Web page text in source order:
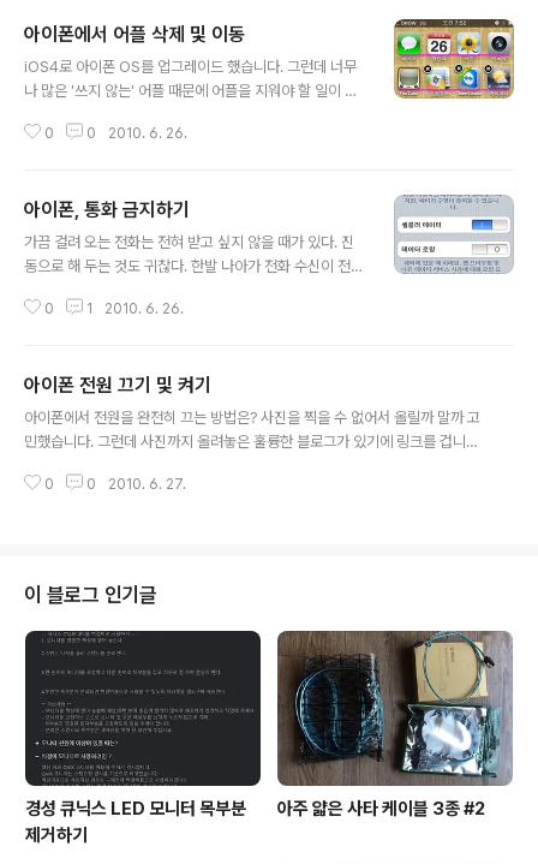
아이폰에서 어플 삭제 및 이동
iOS4로 아이폰 OS를 업그레이드 했습니다. 그런데 너무
나 많은 '쓰지 않는' 어플 때문에 어플을 지워야 할 일이 생
워도 되겠지만, 그게 귀찮은 때도 분명 있습니다. 어플 삭제
고요? 아래와 같이 놓고 보면 좀더 확실해집니다. 위 그림
에서 캘린더 아이콘의 왼쪽 아래와 한컴뷰어 아이콘의 오
른쪽 아래가 약간 기울어져 있음이 나타납니다. 특히 한컴
위에 달리 검은 X 표시를 톡 건드리면 지우겠냐고 묻습니
0 0 2010. 6. 26.
아이폰, 통화 금지하기
가끔 걸려 오는 전화는 전혀 받고 싶지 않을 때가 있다. 진
동으로 해 두는 것도 귀찮다. 한발 나아가 전화 수신이 전혀
이폰 켜기/끄기 단추를 눌러 줘도 전화는 받을 수 있습니다.
습니다). 그러나 아이폰 초보자(너도 초보잖아! 버럭!)가 찾
기에는 너무 힘들죠. 방법도 조금 까다롭고요. ㅡㅡ; 에어플
레인 모드 켜기 제가 찾아낸 방법은 2가지입니다. 첫 번째
있습니다. 여담이지만, iOS4 업그레이드 전에는 반드시 이
0 1 2010. 6. 26.
아이폰 전원 끄기 및 켜기
아이폰에서 전원을 완전히 끄는 방법은? 사진을 찍을 수 없어서 올릴까 말까 고
민했습니다. 그런데 사진까지 올려놓은 훌륭한 블로그가 있기에 링크를 겁니다.
가수 서수남 님의 네이버 블로그로 여겨집니다. 참고로 티스토리에도 서수남 님
목이네요. 대신 URL 주소는 짧습니다. 전원 끄기와 켜기는 아이폰에 내장된 화
면 캡처 기능으로는 잡을 수가 없어서 사진기가 하나 더 필요한데, 저는 달랑 ..
0 0 2010. 6. 27.
이 블로그 인기글
경성 큐닉스 LED 모니터 목부분
제거하기
아주 얇은 사타 케이블 3종 #2